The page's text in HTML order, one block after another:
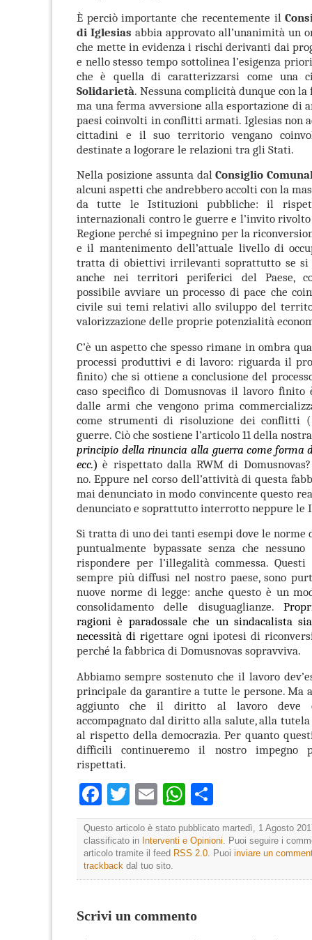
È perciò importante che recentemente il
di Iglesias abbia approvato all’unanimità un
che mette in evidenza i rischi derivanti dai
e nello stesso tempo sottolinea l’esigenza
che è quella di caratterizzarsi come
Solidarietà. Nessuna complicità dunque con la
ma una ferma avversione alla esportazione di
paesi coinvolti in conflitti armati. Iglesias non
cittadini e il suo territorio vengano
destinate a logorare le relazioni tra gli Stati.
Nella posizione assunta dalConsiglio
alcuni aspetti che andrebbero accolti con la
da tutte le Istituzioni pubbliche: il
internazionali contro le guerre e l’invito
Regione perché si impegnino per la
e il mantenimento dell’attuale livello di
tratta di obiettivi irrilevanti soprattutto se si
anche nei territori periferici del Paese,
possibile avviare un processo di pace che
civile sui temi relativi allo sviluppo del
valorizzazione delle proprie potenzialità
C’è un aspetto che spesso rimane in ombra
processi produttivi e di lavoro: riguarda il
finito) che si ottiene a conclusione del
caso specifico di Domusnovas il lavoro finito
dalle armi che vengono prima
come strumenti di risoluzione dei conflitti
guerre. Ciò che sostiene l’articolo 11 della
principio della rinuncia alla guerra come forma
ecc.)è rispettato dalla RWM di
no. Eppure nel corso dell’attività di questa
mai denunciato in modo convincente questo
denunciato e soprattutto interrotto neppure le
Si tratta di uno dei tanti esempi dove le norme
puntualmente bypassate senza che
rispondere per l’illegalità commessa. Questi
sempre più diffusi nel nostro paese, sono
nuove norme di legge: anche questo è un
consolidamento delle disuguaglianze.
ragioni è paradossale che un sindacalista
necessità di rigettare ogni ipotesi di
perché la fabbrica di Domusnovas sopravviva.
Abbiamo sempre sostenuto che il lavoro
principale da garantire a tutte le persone. Ma
aggiunto che il diritto al lavoro deve
accompagnato dal diritto alla salute, alla tutela
al rispetto della democrazia. Per quanto
difficili continueremo il nostro impegno
rispettati.
Facebook
Twitter
EmailWhatsApp
Questo articolo è stato pubblicato martedì, 1 Agosto
classificato in Interventi e Opinioni . Puoi seguire i
articolo tramite il feed RSS 2.0 . Puoi inviare un
trackback dal tuo sito.
Scrivi un commento